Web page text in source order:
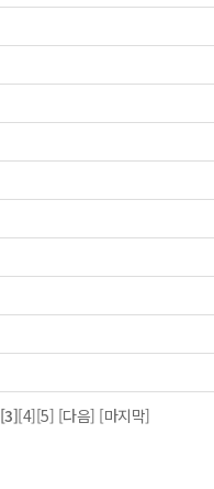
[3][4][5] [다음] [마지막]